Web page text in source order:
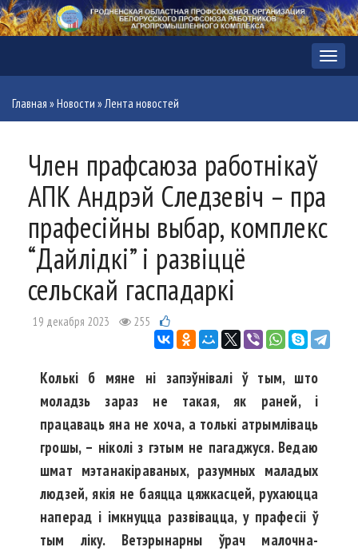
Меню
Главная »Новости »Лента новостей
Член прафсаюза работнікаў
АПК Андрэй Следзевіч – пра
прафесійны выбар, комплекс
“Дайлідкі” і развіццё
сельскай гаспадаркі
19 декабря 2023 255
Колькі б мяне ні запэўнівалі ў тым, што
моладзь зараз не такая, як раней, і
працаваць яна не хоча, а толькі атрымліваць
грошы, – ніколі з гэтым не пагаджуся. Ведаю
шмат мэтанакіраваных, разум­ных маладых
людзей, якія не баяцца цяжкасцей, рухаюцца
наперад і імкнуцца развівацца, у прафесіі ў
тым ліку. Ветэрынарны ўрач малочна-